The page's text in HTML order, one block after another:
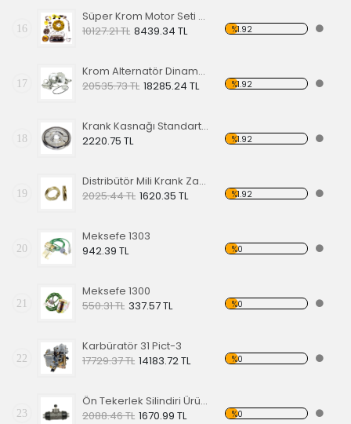
16
Süper Krom Motor Seti Sarı
10127.21 TL 8439.34 TL %1.92
17
Krom Alternatör Dinamo ve Dönüşüm Seti 1200-1300-1302-1303 T2 Minibüs 1967-1979
20535.73 TL 18285.24 TL %1.92
18
Krank Kasnağı Standart Nikelaj
2220.75 TL
%1.92
19
Distribütör Mili Krank Zamanlama Dişlisi (Pirinç)
2025.44 TL 1620.35 TL %1.92
20
Meksefe 1303
942.39 TL
%0
21
Meksefe 1300
550.31 TL 337.57 TL %0
22
Karbüratör 31 Pict-3
17729.37 TL 14183.72 TL %0
23
Ön Tekerlek Silindiri Ürün Kodu: 98-6016-B
2088.46 TL 1670.99 TL %0